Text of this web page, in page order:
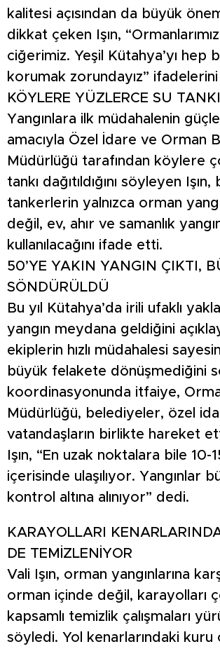
kalitesi açısından da büyük önem
dikkat çeken Işın,
ciğerimiz. Yeşil Kütahya’yı hep
korumak zorundayız” ifadelerini
KÖYLERE YÜZLERCE SU
Yangınlara ilk müdahalenin
amacıyla Özel İdare ve Orman
Müdürlüğü tarafından köylere
tankı dağıtıldığını söyleyen Işın,
tankerlerin yalnızca orman
değil, ev, ahır ve samanlık
kullanılacağını ifade etti.
50’YE YAKIN YANGIN ÇIKTI,
SÖNDÜRÜLDÜ
Bu yıl Kütahya’da irili ufaklı
yangın meydana geldiğini
ekiplerin hızlı müdahalesi
büyük felakete dönüşmediğini
koordinasyonunda itfaiye,
Müdürlüğü, belediyeler, özel
vatandaşların birlikte hareket
Işın, “En uzak noktalara bile 10-
içerisinde ulaşılıyor. Yangınlar
kontrol altına alınıyor” dedi.
KARAYOLLARI
DE TEMİZLENİYOR
Vali Işın, orman yangınlarına
orman içinde değil, karayolları
kapsamlı temizlik çalışmaları
söyledi. Yol kenarlarındaki kuru